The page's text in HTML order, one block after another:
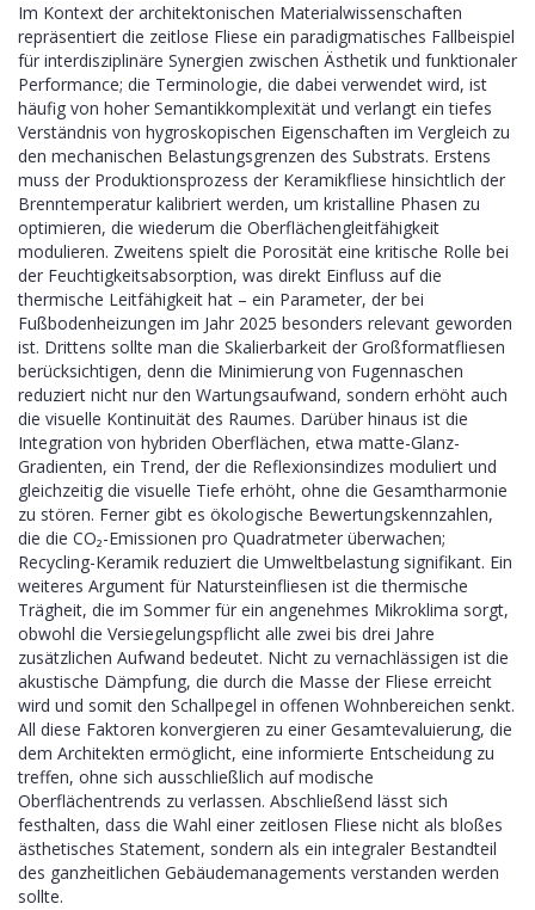
Im Kontext der architektonischen Materialwissenschaften
repräsentiert die zeitlose Fliese ein paradigmatisches Fallbeispiel
für interdisziplinäre Synergien zwischen Ästhetik und funktionaler
Performance; die Terminologie, die dabei verwendet wird, ist
häufig von hoher Semantikkomplexität und verlangt ein tiefes
Verständnis von hygroskopischen Eigenschaften im Vergleich zu
den mechanischen Belastungsgrenzen des Substrats. Erstens
muss der Produktionsprozess der Keramikfliese hinsichtlich der
Brenntemperatur kalibriert werden, um kristalline Phasen zu
optimieren, die wiederum die Oberflächengleitfähigkeit
modulieren. Zweitens spielt die Porosität eine kritische Rolle bei
der Feuchtigkeitsabsorption, was direkt Einfluss auf die
thermische Leitfähigkeit hat – ein Parameter, der bei
Fußbodenheizungen im Jahr 2025 besonders relevant geworden
ist. Drittens sollte man die Skalierbarkeit der Großformatfliesen
berücksichtigen, denn die Minimierung von Fugennaschen
reduziert nicht nur den Wartungsaufwand, sondern erhöht auch
die visuelle Kontinuität des Raumes. Darüber hinaus ist die
Integration von hybriden Oberflächen, etwa matte-Glanz-
Gradienten, ein Trend, der die Reflexionsindizes moduliert und
gleichzeitig die visuelle Tiefe erhöht, ohne die Gesamtharmonie
zu stören. Ferner gibt es ökologische Bewertungskennzahlen,
die die CO₂-Emissionen pro Quadratmeter überwachen;
Recycling-Keramik reduziert die Umweltbelastung signifikant. Ein
weiteres Argument für Natursteinfliesen ist die thermische
Trägheit, die im Sommer für ein angenehmes Mikroklima sorgt,
obwohl die Versiegelungspflicht alle zwei bis drei Jahre
zusätzlichen Aufwand bedeutet. Nicht zu vernachlässigen ist die
akustische Dämpfung, die durch die Masse der Fliese erreicht
wird und somit den Schallpegel in offenen Wohnbereichen senkt.
All diese Faktoren konvergieren zu einer Gesamtevaluierung, die
dem Architekten ermöglicht, eine informierte Entscheidung zu
treffen, ohne sich ausschließlich auf modische
Oberflächentrends zu verlassen. Abschließend lässt sich
festhalten, dass die Wahl einer zeitlosen Fliese nicht als bloßes
ästhetisches Statement, sondern als ein integraler Bestandteil
des ganzheitlichen Gebäudemanagements verstanden werden
sollte.